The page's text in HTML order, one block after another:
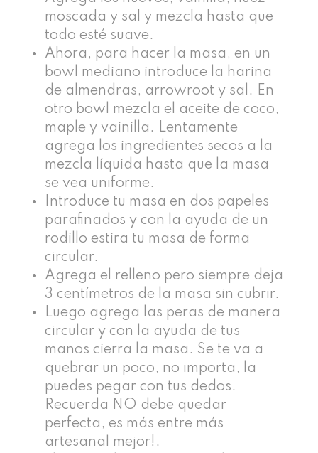
moscada y sal y mezcla hasta que
todo esté suave.
Ahora, para hacer la masa, en un
bowl mediano introduce la harina
de almendras, arrowroot y sal. En
otro bowl mezcla el aceite de coco,
maple y vainilla. Lentamente
agrega los ingredientes secos a la
mezcla líquida hasta que la masa
se vea uniforme.
Introduce tu masa en dos papeles
parafinados y con la ayuda de un
rodillo estira tu masa de forma
circular.
Agrega el relleno pero siempre deja
3 centímetros de la masa sin cubrir.
Luego agrega las peras de manera
circular y con la ayuda de tus
manos cierra la masa. Se te va a
quebrar un poco, no importa, la
puedes pegar con tus dedos.
Recuerda NO debe quedar
perfecta, es más entre más
artesanal mejor!.